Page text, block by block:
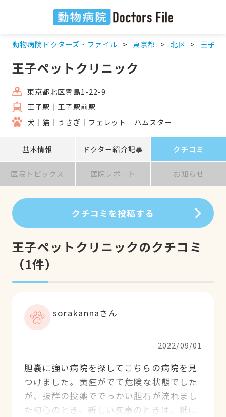
動物病院ドクターズ・ファイル 東京都 北区 王子駅
王子ペットクリニック
東京都北区豊島1-22-9
王子駅
王子駅前駅
犬
猫 うさぎ フェレット ハムスター
基本情報 ドクター紹介記事 クチコミ
医院トピックス 医院レポート お知らせ
クチコミを投稿する
王子ペットクリニックのクチコミ
（1件）
sorakannaさん
2022/09/01
胆嚢に強い病院を探してこちらの病院を見
つけました。黄疸がでて危険な状態でした
が、抜群の投薬ででっかい胆石が流れまし
た初心のとき、新しい疾患のときは、紙に